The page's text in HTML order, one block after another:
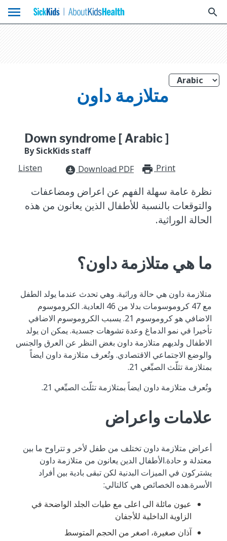
menu search
متلازمة داون
Down syndrome [ Arabic ]
By SickKids staff
Listen
download_for_offline Download PDF Print
نظرة عامة سهلة الفهم عن اعراض ومضاعفات
والتوقعات بالنسبة للأطفال الذين يعانون من هذه
الحالة الوراثية.
ما هي متلازمة داون؟
متلازمة داون هي حالة وراثية. وهي تحدث عندما يولد الطفل
مع 47 كروموسومات بدلا من 46 العادية. الكروموسوم
الاضافي هو كروموسوم 21. يسبب الكروموسوم الاضافي
تأخيرا في نمو الدماغ وعدة تشوهات جسدية. يمكن ان يولد
الاطفال ولديهم متلازمة داون بغض النظر عن العرق والجنس
والوضع الاجتماعي الاقتصادي. وتُعرف متلازمة داون ايضاً
بمتلازمة تثلّث الصبِّغي 21.
وتُعرف متلازمة داون ايضاً بمتلازمة تثلّث الصبِّغي 21.
علامات واعراض
أعراض متلازمة داون تختلف من طفل لأخر و تتراوح ما بين
معتدلة و حادة.الأطفال الدين يعانون من متلازمة داون
يشتركون في الميزات البدنية لكن تبقى بادية بين أفراد
الأسرة.هده الخصائص هي كالتالي:
عيون مائلة الى اعلى مع طيات الجلد الواضحة في
الزاوية الداخلية للأجفان
آذان صغيرة، اصغر من الحجم المتوسط